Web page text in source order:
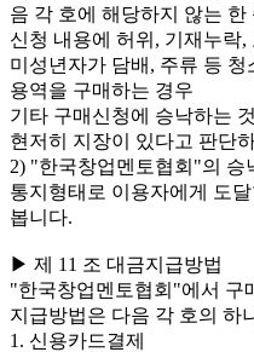
음 각 호에 해당하지 않는 한
신청 내용에 허위, 기재누락,
미성년자가 담배, 주류 등
용역을 구매하는 경우
기타 구매신청에 승낙하는
현저히 지장이 있다고 판단
2) "한국창업멘토협회"의 승
통지형태로 이용자에게 도
봅니다.
▶ 제 11 조 대금지급방법
"한국창업멘토협회"에서 구
지급방법은 다음 각 호의 하
1. 신용카드결제